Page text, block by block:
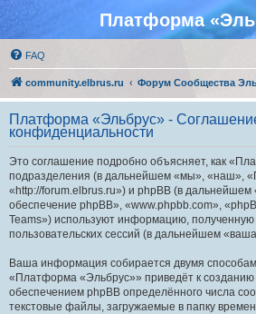
Платформа
FAQ
community.elbrus.ru Форум Сообщества
Платформа «Эльбрус» -
конфиденциальности
Это соглашение подробно объясняет, как
подразделения (в дальнейшем «мы», «наш»,
«http://forum.elbrus.ru») и phpBB (в дальнейшем
обеспечение phpBB», «www.phpbb.com»,
Teams») используют информацию,
пользовательских сессий (в дальнейшем
Ваша информация собирается двумя
«Платформа «Эльбрус»» приведёт к
обеспечением phpBB определённого числа
текстовые файлы, загружаемые в папку